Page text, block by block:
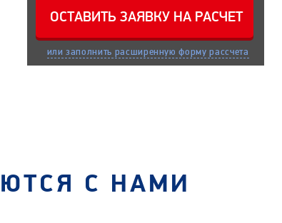
или заполнить расширенную форму рассчета
С НАМИ